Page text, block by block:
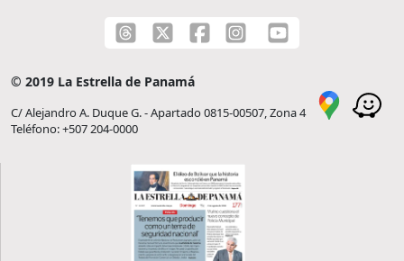
© 2019 La Estrella de Panamá
C/ Alejandro A. Duque G. - Apartado 0815-00507, Zona 4
Teléfono: +507 204-0000